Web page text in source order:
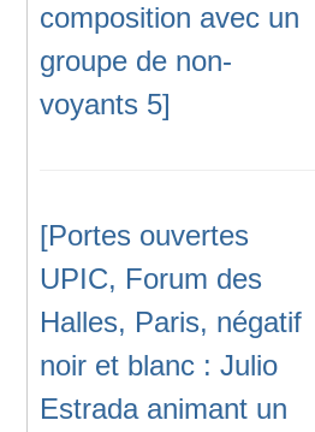
composition avec un
groupe de non-
voyants 5]
[Portes ouvertes
UPIC, Forum des
Halles, Paris, négatif
noir et blanc : Julio
Estrada animant un